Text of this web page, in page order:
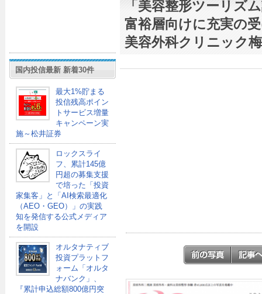
国内投信最新 新着30件
最大1%貯まる
投信残高ポイン
トサービス増量
キャンペーン実
施～松井証券
ロックスライ
フ、累計145億
円超の募集支援
で培った「投資
家集客」と「AI検索最適化
（AEO・GEO）」の実践
知を発信する公式メディア
を開設
オルタナティブ
投資プラットフ
ォーム「オルタ
ナバンク」、
『累計申込総額800億円突
「美容整形ツーリズ
富裕層向けに充実の
美容外科クリニック